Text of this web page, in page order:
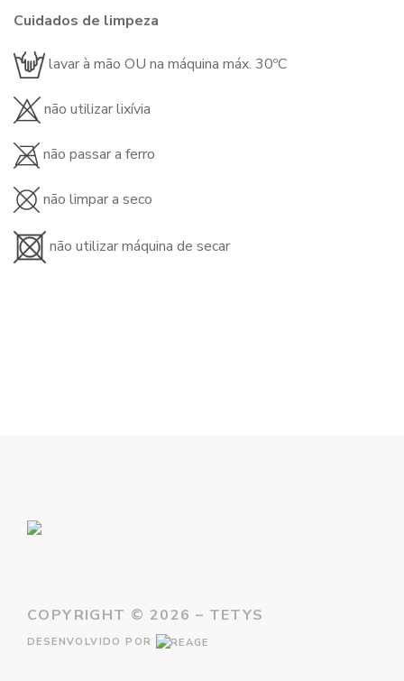
Cuidados de limpeza
lavar à mão OU na máquina máx. 30ºC
não utilizar lixívia
não passar a ferro
não limpar a seco
não utilizar máquina de secar
COPYRIGHT © 2026 – TETYS
DESENVOLVIDO POR